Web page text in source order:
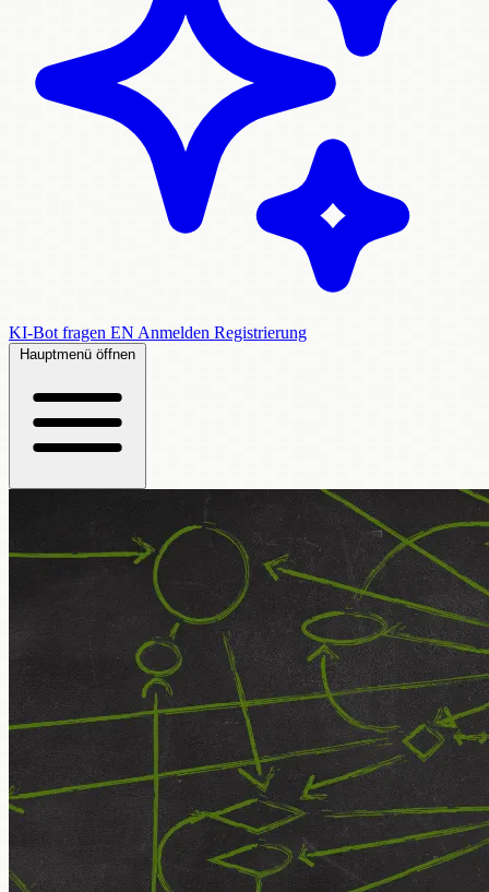
KI-Bot fragen EN Anmelden Registrierung
Hauptmenü öffnen